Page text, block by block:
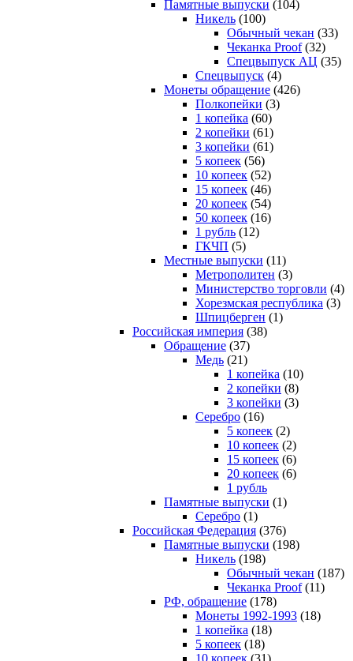
Памятные выпуски (104)
Никель (100)
Обычный чекан (33)
Чеканка Proof(32)
Спецвыпуск АЦ (35)
Спецвыпуск (4)
Монеты обращение (426)
Полкопейки (3)
1 копейка (60)
2 копейки (61)
3 копейки (61)
5 копеек (56)
10 копеек (52)
15 копеек (46)
20 копеек (54)
50 копеек (16)
1 рубль (12)
ГКЧП (5)
Местные выпуски (11)
Метрополитен (3)
Министерство торговли (4)
Хорезмская республика (3)
Шпицберген (1)
Российская империя (38)
Обращение (37)
Медь (21)
1 копейка (10)
2 копейки (8)
3 копейки (3)
Серебро (16)
5 копеек (2)
10 копеек (2)
15 копеек (6)
20 копеек (6)
1 рубль
Памятные выпуски (1)
Серебро (1)
Российская Федерация (376)
Памятные выпуски (198)
Никель (198)
Обычный чекан (187)
Чеканка Proof(11)
РФ, обращение (178)
Монеты 1992-1993 (18)
1 копейка (18)
5 копеек (18)
10 копеек (31)